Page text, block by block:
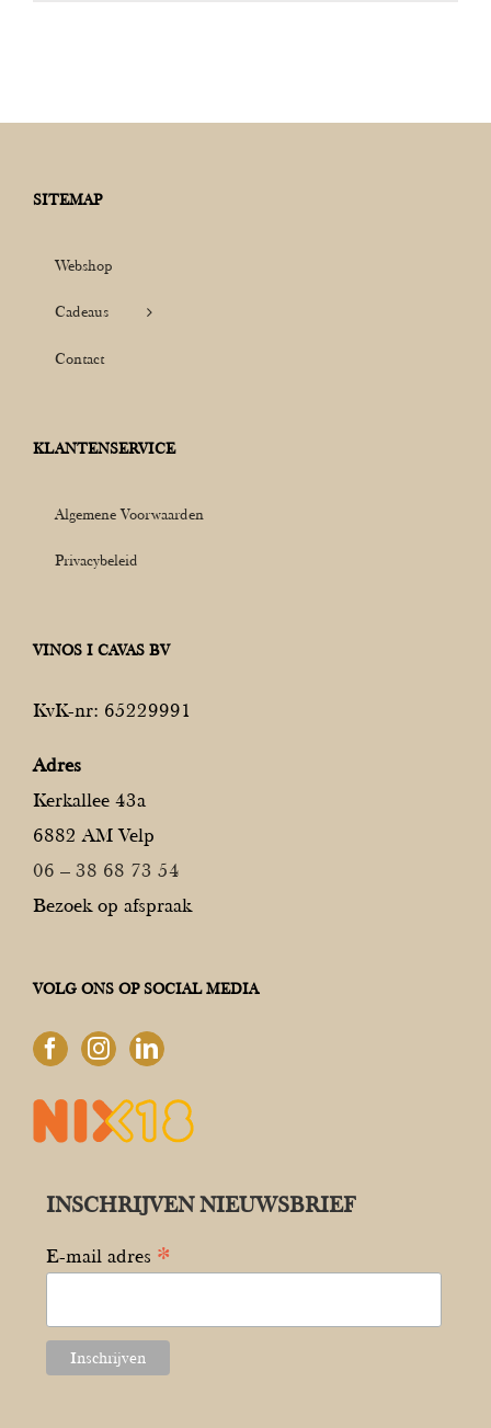
SITEMAP
Webshop
Cadeaus
Contact
KLANTENSERVICE
Algemene Voorwaarden
Privacybeleid
VINOS I CAVAS BV
KvK-nr: 65229991
Adres
Kerkallee 43a
6882 AM Velp
06 – 38 68 73 54
Bezoek op afspraak
VOLG ONS OP SOCIAL MEDIA
INSCHRIJVEN NIEUWSBRIEF
E-mail adres *